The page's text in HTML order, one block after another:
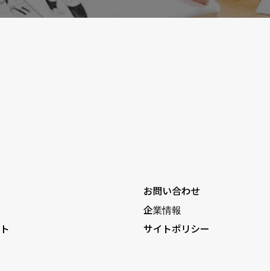
お問い合わせ
企業情報
サイトポリシー